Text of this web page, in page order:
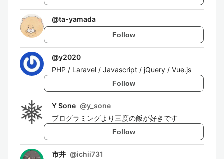
@ta-yamada
Follow
@y2020
PHP / Laravel / Javascript / jQuery / Vue.js
Follow
Y Sone @y_sone
プログラミングより三度の飯が好きです
Follow
市井 @ichii731